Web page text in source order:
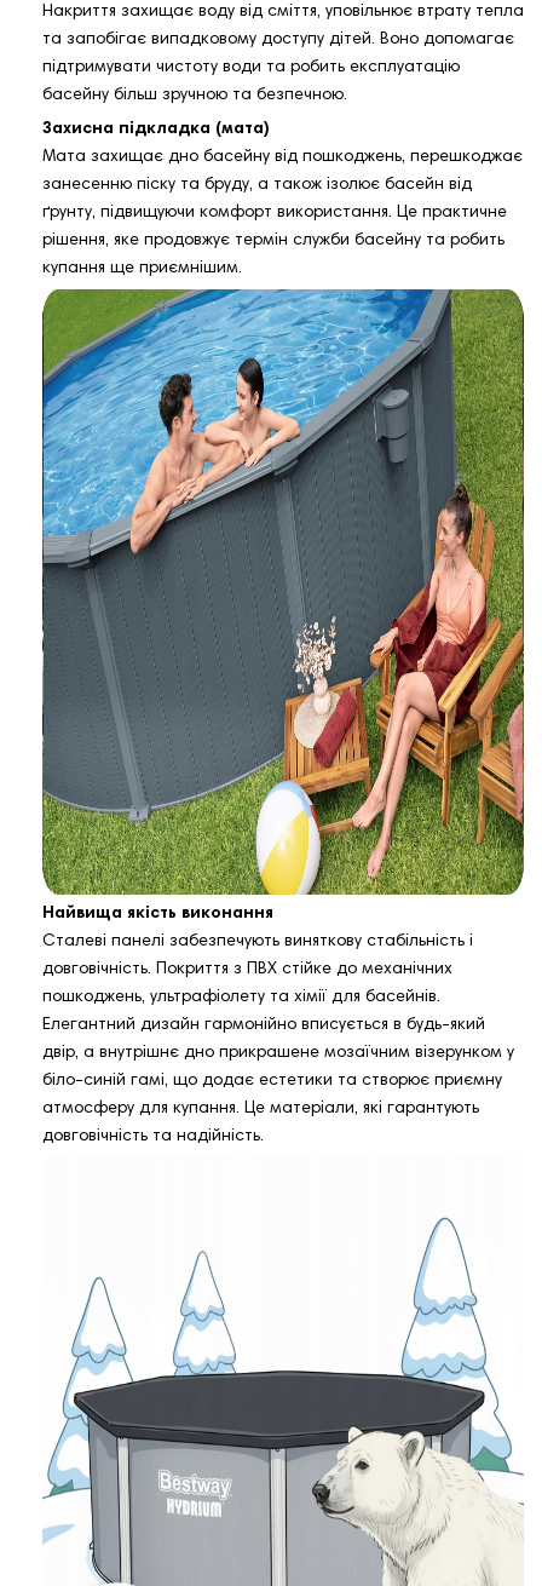
Накриття захищає воду від сміття, уповільнює втрату тепла
та запобігає випадковому доступу дітей. Воно допомагає
підтримувати чистоту води та робить експлуатацію
басейну більш зручною та безпечною.
Захисна підкладка (мата)
Мата захищає дно басейну від пошкоджень, перешкоджає
занесенню піску та бруду, а також ізолює басейн від
ґрунту, підвищуючи комфорт використання. Це практичне
рішення, яке продовжує термін служби басейну та робить
купання ще приємнішим.
Найвища якість виконання
Сталеві панелі забезпечують виняткову стабільність і
довговічність. Покриття з ПВХ стійке до механічних
пошкоджень, ультрафіолету та хімії для басейнів.
Елегантний дизайн гармонійно вписується в будь‑який
двір, а внутрішнє дно прикрашене мозаїчним візерунком у
біло‑синій гамі, що додає естетики та створює приємну
атмосферу для купання. Це матеріали, які гарантують
довговічність та надійність.